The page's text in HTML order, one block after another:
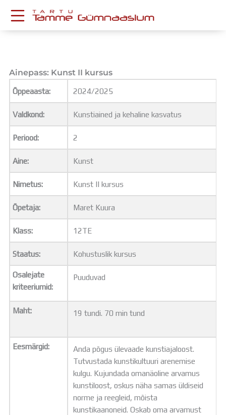
content
Postkast
Drive
Tamme TV
Tamme Leht
Kooliraadio
Koorilaul
ÕPPETÖÖ
Tunniplaan
Aastaplaan
Õppekava
Ainepassid
Huviringid
Õpilastööd (UPT)
Distantsõpe
Projektid
ÜLDINFO
Sisseastumine
Vilistlastele
Toitlustamine
Virtuaaltuur
Õpilasesindus
Kontaktid
Tööpakkumised
Ainepass: Kunst II kursus
Õppeaasta: 2024/2025
Valdkond: Kunstiained ja kehaline kasvatus
Periood: 2
Aine: Kunst
Nimetus: Kunst II kursus
Õpetaja: Maret Kuura
Klass: 12TE
Staatus: Kohustuslik kursus
Osalejate
kriteeriumid:
Puuduvad
Maht: 19 tundi. 70 min tund
Eesmärgid:
Anda põgus ülevaade kunstiajaloost.
Tutvustada kunstikultuuri arenemise
kulgu. Kujundada omanäoline arvamus
kunstiloost, oskus näha samas üldiseid
norme ja reegleid, mõista
kunstikaanoneid. Oskab oma arvamust